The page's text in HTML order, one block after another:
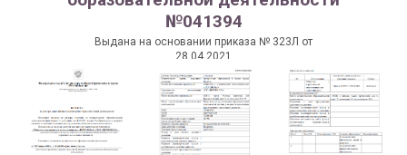
№041394
Выдана на основании приказа № 323Л от
28.04.2021